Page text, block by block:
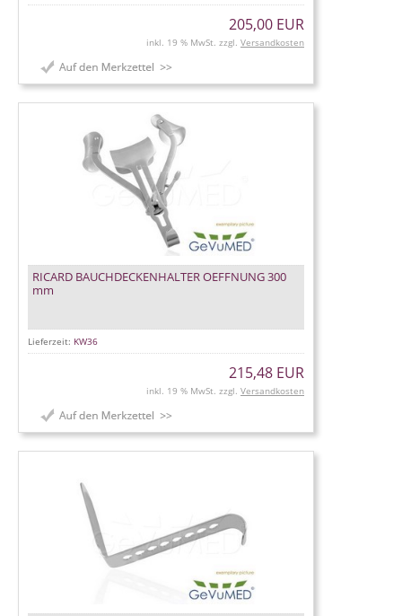
205,00 EUR
inkl. 19 % MwSt. zzgl. Versandkosten
RICARD BAUCHDECKENHALTER OEFFNUNG 300
mm
Lieferzeit: KW36
215,48 EUR
inkl. 19 % MwSt. zzgl. Versandkosten